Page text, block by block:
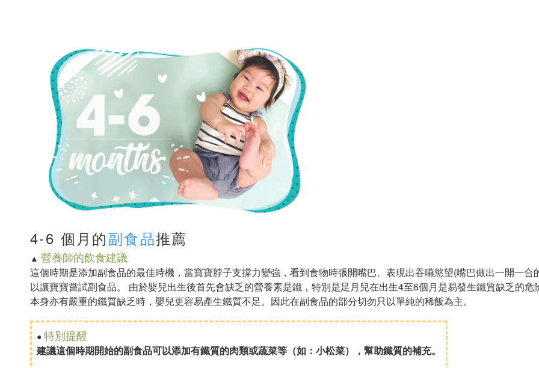
4-6 個月的副食品推薦
▲ 營養師的飲食建議
這個時期是添加副食品的最佳時機，當寶寶脖子支撐力變強，看到食物時張開嘴巴、表現出吞嚥慾望(嘴巴做出一開一合
以讓寶寶嘗試副食品。 由於嬰兒出生後首先會缺乏的營養素是鐵，特別是足月兒在出生4至6個月是易發生鐵質缺乏的危
本身亦有嚴重的鐵質缺乏時，嬰兒更容易產生鐵質不足。因此在副食品的部分切勿只以單純的稀飯為主。
● 特別提醒
建議這個時期開始的副食品可以添加有鐵質的肉類或蔬菜等（如：小松菜），幫助鐵質的補充。